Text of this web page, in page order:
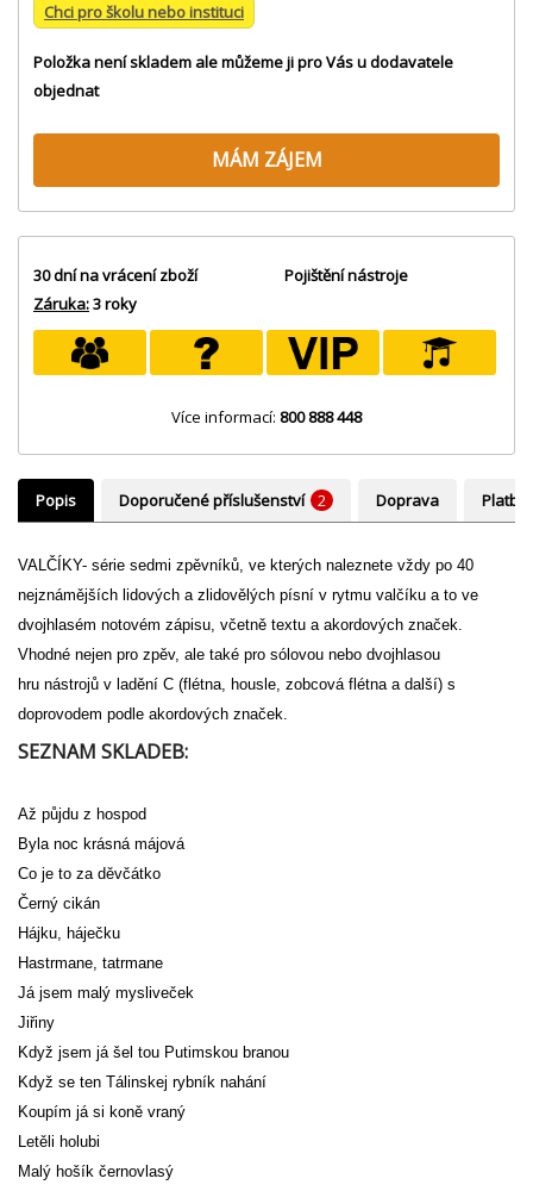
Chci pro školu nebo instituci
Položka není skladem ale můžeme ji pro Vás u dodavatele
objednat
MÁM ZÁJEM
30 dní na vrácení zboží
Záruka:3 roky
Pojištění nástroje
Více informací: 800 888 448
Popis Doporučené příslušenství 2 Doprava Platba
VALČÍKY- série sedmi zpěvníků, ve kterých naleznete vždy po 40
nejznámějších lidových a zlidovělých písní v rytmu valčíku a to ve
dvojhlasém notovém zápisu, včetně textu a akordových značek.
Vhodné nejen pro zpěv, ale také pro sólovou nebo dvojhlasou
hru nástrojů v ladění C (flétna, housle, zobcová flétna a další) s
doprovodem podle akordových značek.
SEZNAM SKLADEB:
Až půjdu z hospod
Byla noc krásná májová
Co je to za děvčátko
Černý cikán
Hájku, háječku
Hastrmane, tatrmane
Já jsem malý mysliveček
Jiřiny
Když jsem já šel tou Putimskou branou
Když se ten Tálinskej rybník nahání
Koupím já si koně vraný
Letěli holubi
Malý hošík černovlasý